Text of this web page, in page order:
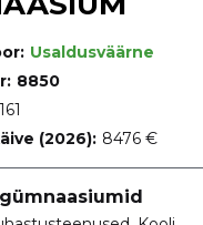
Usaldusväärne
8850
161
(2026): 8476 €